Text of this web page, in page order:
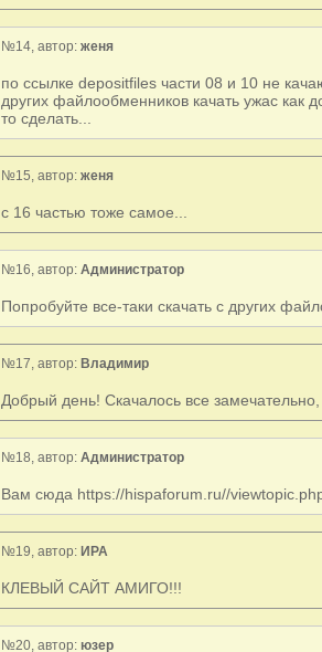
№14, автор: женя
по ссылке depositfiles части 08 и 10 не
других файлообменников качать ужас как
то сделать...
№15, автор: женя
с 16 частью тоже самое...
№16, автор: Администратор
Попробуйте все-таки скачать с других
№17, автор: Владимир
Добрый день! Скачалось все
№18, автор: Администратор
Вам сюда https://hispaforum.ru//
№19, автор: ИРА
КЛЕВЫЙ САЙТ АМИГО!!!
№20, автор: юзер